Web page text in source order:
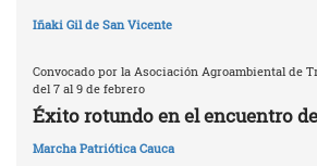
Iñaki Gil de San Vicente
Convocado por la Asociación Agroambiental de
del 7 al 9 de febrero
Éxito rotundo en el encuentro
Marcha Patriótica Cauca